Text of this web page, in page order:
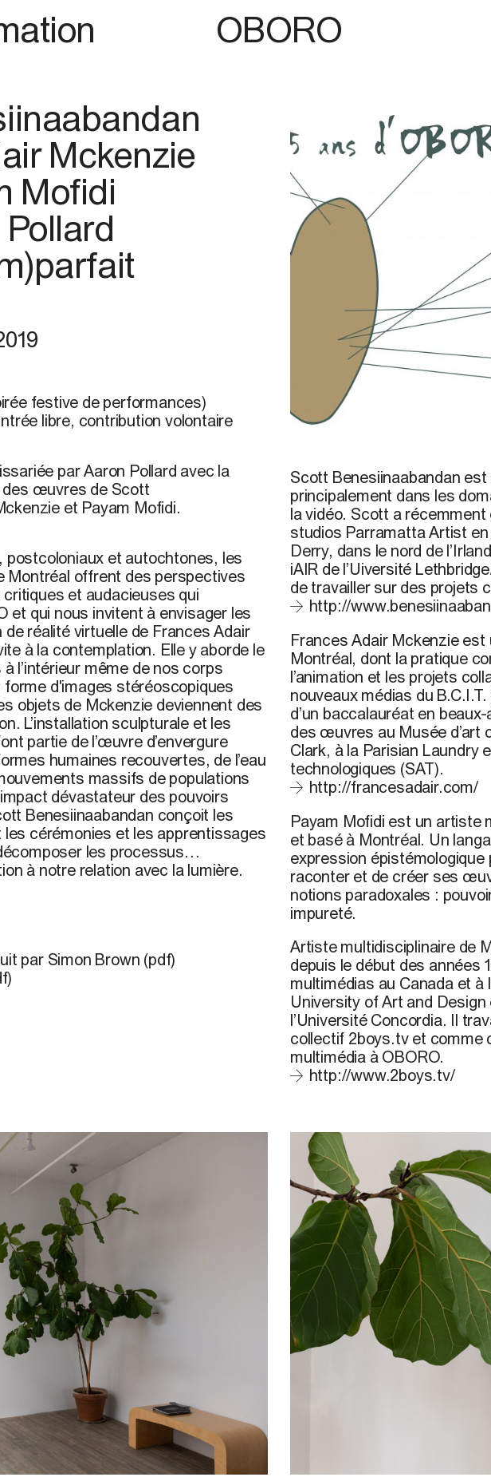
OBORO
Mckenzie
Mofidi
festive de performances)
libre, contribution volontaire
par Aaron Pollard avec la
des œuvres de Scott
et Payam Mofidi.
et autochtones, les
Montréal offrent des perspectives
et audacieuses qui
et qui nous invitent à envisager les
de réalité virtuelle de Frances Adair
à la contemplation. Elle y aborde le
l’intérieur même de nos corps
d'images stéréoscopiques
objets de Mckenzie deviennent des
L’installation sculpturale et les
partie de l’œuvre d’envergure
humaines recouvertes, de l’eau
massifs de populations
dévastateur des pouvoirs
Benesiinaabandan conçoit les
cérémonies et les apprentissages
les processus
à notre relation avec la lumière.
l’omniprésence de la bâche bleue
par Simon Brown (pdf)
Scott Benesiinaabandan est
principalement dans les
la vidéo. Scott a
studios Parramatta Artist en
Derry, dans le nord de
iAIR de l’Uiversité
de travailler sur des projets
http://
Frances Adair Mckenzie
Montréal, dont la pratique
l’animation et les projets
nouveaux médias du
d’un baccalauréat en
des œuvres au Musée d’art
Clark, à la Parisian Laundry
technologiques (SAT).
http://francesadair.com/
Payam Mofidi est un artiste
et basé à Montréal. Un
expression
raconter et de créer ses
notions paradoxales :
impureté.
Artiste multidisciplinaire de
depuis le début des
multimédias au Canada et à
University of Art and
l’Université Concordia. Il
collectif 2boys.tv et comme
multimédia à OBORO.
http://www.2boys.tv/